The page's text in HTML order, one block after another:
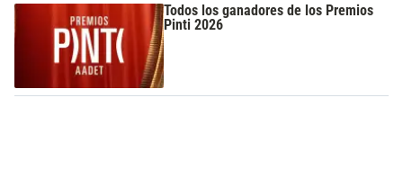
Todos los ganadores de los Premios
Pinti 2026